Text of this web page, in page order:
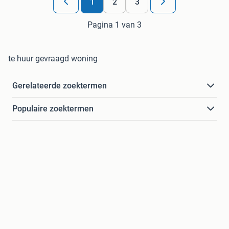
Pagina 1 van 3
te huur gevraagd woning
Gerelateerde zoektermen
Populaire zoektermen